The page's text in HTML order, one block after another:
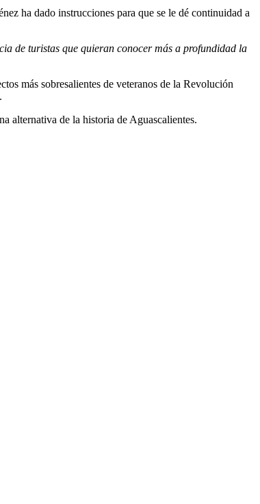
ha dado instrucciones para que se le dé continuidad a
de turistas que quieran conocer más a profundidad la
más sobresalientes de veteranos de la Revolución
alternativa de la historia de Aguascalientes.